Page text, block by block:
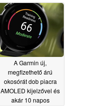
A Garmin új,
megfizethető árú
okosórát dob piacra
AMOLED kijelzővel és
akár 10 napos